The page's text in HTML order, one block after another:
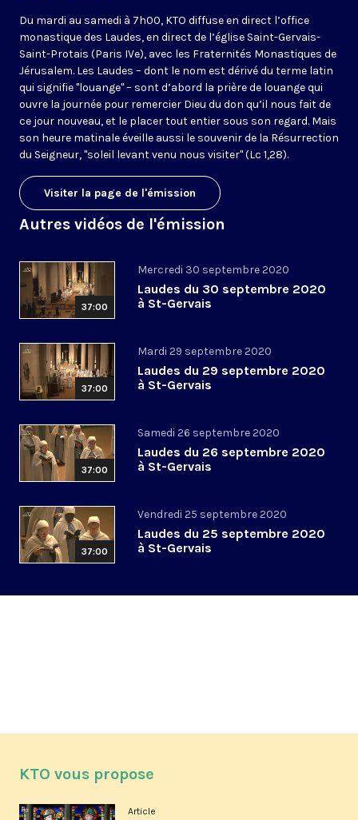
Du mardi au samedi à 7h00, KTO diffuse en direct l’office
monastique des Laudes, en direct de l’église Saint-Gervais-
Saint-Protais (Paris IVe), avec les Fraternités Monastiques de
Jérusalem. Les Laudes – dont le nom est dérivé du terme latin
qui signifie "louange" – sont d’abord la prière de louange qui
ouvre la journée pour remercier Dieu du don qu’il nous fait de
ce jour nouveau, et le placer tout entier sous son regard. Mais
son heure matinale éveille aussi le souvenir de la Résurrection
du Seigneur, "soleil levant venu nous visiter" (Lc 1,28).
Visiter la page de l'émission
Autres vidéos de l'émission
37:00
Mercredi 30 septembre 2020
Laudes du 30 septembre 2020
à St-Gervais
37:00
Mardi 29 septembre 2020
Laudes du 29 septembre 2020
à St-Gervais
37:00
Samedi 26 septembre 2020
Laudes du 26 septembre 2020
à St-Gervais
37:00
Vendredi 25 septembre 2020
Laudes du 25 septembre 2020
à St-Gervais
KTO vous propose
Article